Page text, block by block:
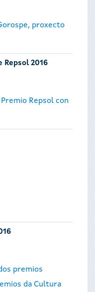
proxecto
Repsol 2016
Repsol con
premios
da Cultura